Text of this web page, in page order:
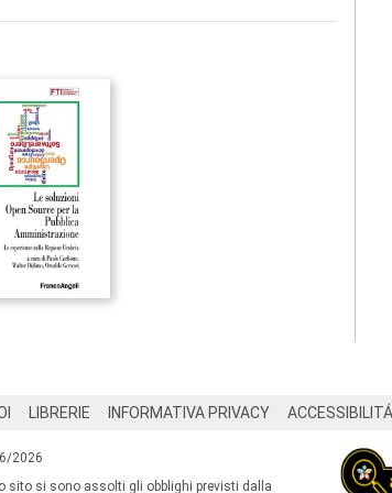
LIBRERIE INFORMATIVA PRIVACY ACCESSIBILITÁ
2026
sito si sono assolti gli obblighi previsti dalla